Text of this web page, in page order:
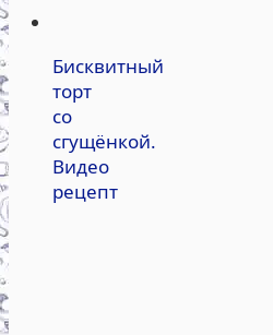
Бисквитный
торт
со
сгущёнкой.
Видео
рецепт